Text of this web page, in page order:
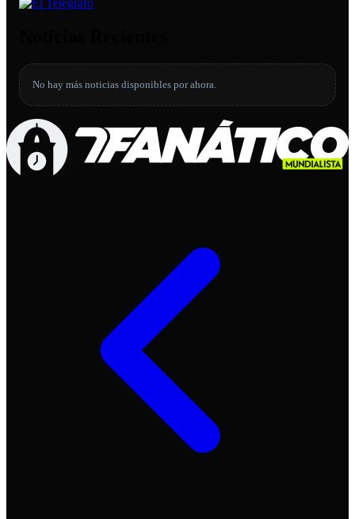
No hay más noticias disponibles por ahora.